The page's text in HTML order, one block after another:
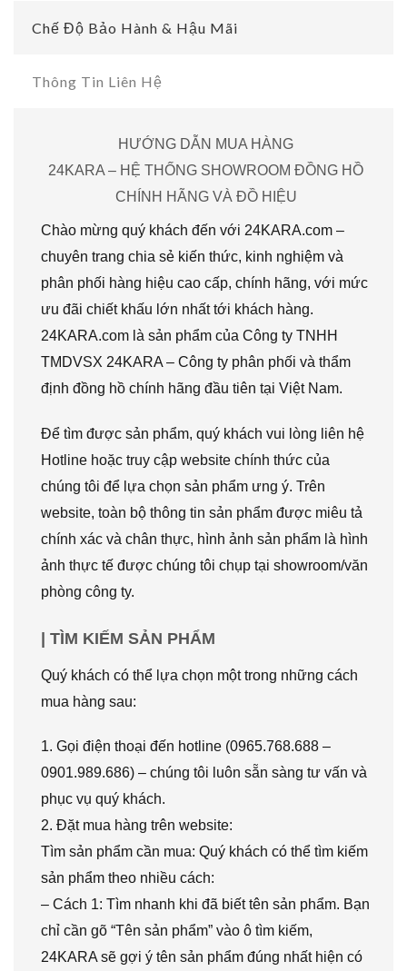
Chế Độ Bảo Hành & Hậu Mãi
Thông Tin Liên Hệ
HƯỚNG DẪN MUA HÀNG
24KARA – HỆ THỐNG SHOWROOM ĐỒNG HỒ
CHÍNH HÃNG VÀ ĐỒ HIỆU
Chào mừng quý khách đến với 24KARA.com –
chuyên trang chia sẻ kiến thức, kinh nghiệm và
phân phối hàng hiệu cao cấp, chính hãng, với mức
ưu đãi chiết khấu lớn nhất tới khách hàng.
24KARA.com là sản phẩm của Công ty TNHH
TMDVSX 24KARA – Công ty phân phối và thẩm
định đồng hồ chính hãng đầu tiên tại Việt Nam.
Để tìm được sản phẩm, quý khách vui lòng liên hệ
Hotline hoặc truy cập website chính thức của
chúng tôi để lựa chọn sản phẩm ưng ý. Trên
website, toàn bộ thông tin sản phẩm được miêu tả
chính xác và chân thực, hình ảnh sản phẩm là hình
ảnh thực tế được chúng tôi chụp tại showroom/văn
phòng công ty.
| TÌM KIẾM SẢN PHẨM
Quý khách có thể lựa chọn một trong những cách
mua hàng sau:
1. Gọi điện thoại đến hotline (0965.768.688 –
0901.989.686) – chúng tôi luôn sẵn sàng tư vấn và
phục vụ quý khách.
2. Đặt mua hàng trên website:
Tìm sản phẩm cần mua: Quý khách có thể tìm kiếm
sản phẩm theo nhiều cách:
– Cách 1: Tìm nhanh khi đã biết tên sản phẩm. Bạn
chỉ cần gõ “Tên sản phẩm” vào ô tìm kiếm,
24KARA sẽ gợi ý tên sản phẩm đúng nhất hiện có